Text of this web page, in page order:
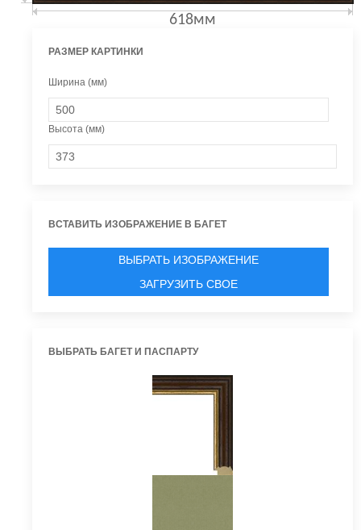
618мм
РАЗМЕР КАРТИНКИ
Ширина (мм)
Высота (мм)
ВСТАВИТЬ ИЗОБРАЖЕНИЕ В БАГЕТ
ВЫБРАТЬ ИЗОБРАЖЕНИЕ
ЗАГРУЗИТЬ СВОЕ
ВЫБРАТЬ БАГЕТ И ПАСПАРТУ